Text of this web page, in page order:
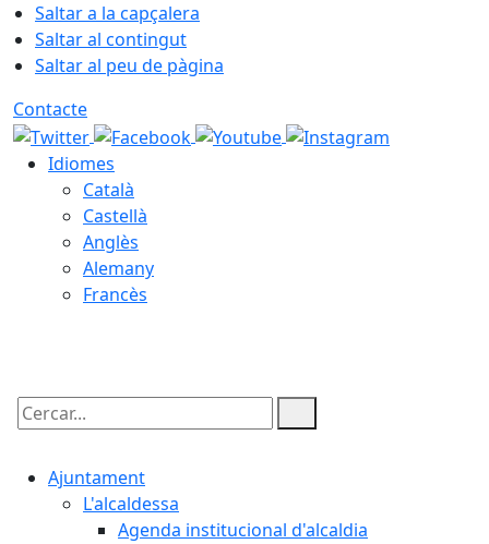
Saltar a la capçalera
Saltar al contingut
Saltar al peu de pàgina
Contacte
Idiomes
Català
Castellà
Anglès
Alemany
Francès
Cercar:
Ajuntament
L'alcaldessa
Agenda institucional d'alcaldia